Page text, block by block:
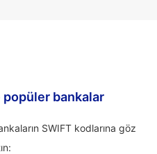
bankalar
SWIFT kodlarına göz